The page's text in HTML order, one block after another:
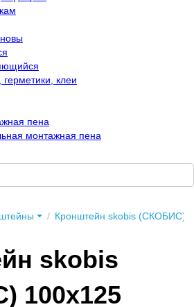
клеи
пена
монтажная пена
Кронштейн skobis (СКОБИС)
skobis
100x125